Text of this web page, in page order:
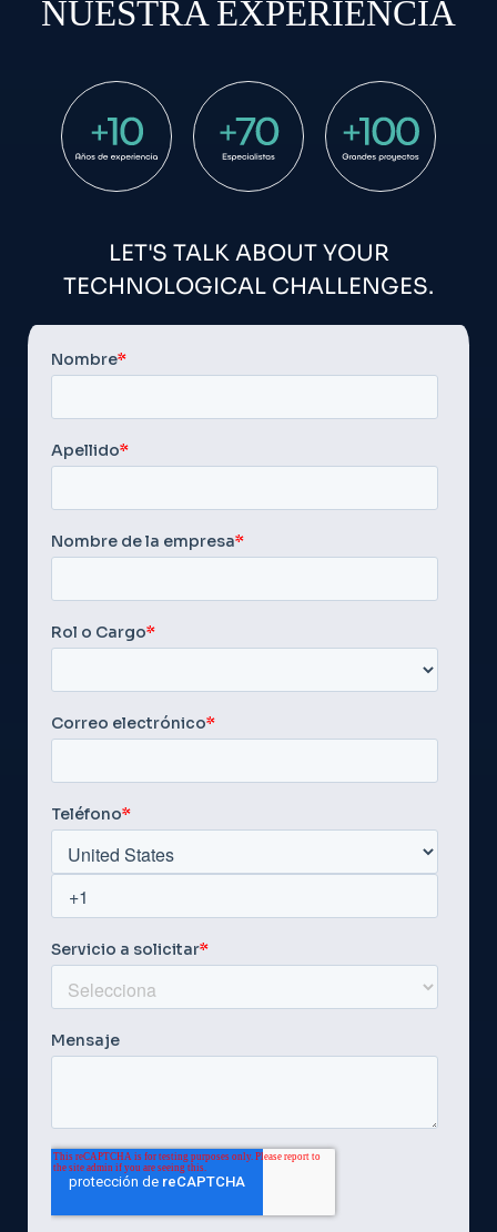
NUESTRA EXPERIENCIA
LET'S TALK ABOUT YOUR
TECHNOLOGICAL CHALLENGES.